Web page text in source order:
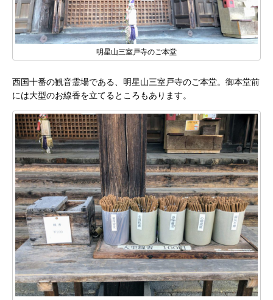
明星山三室戸寺のご本堂
西国十番の観音霊場である、明星山三室戸寺のご本堂。御本堂前
には大型のお線香を立てるところもあります。